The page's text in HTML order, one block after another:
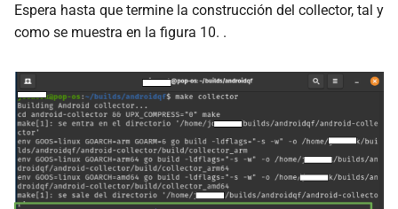
Espera hasta que termine la construcción del collector, tal y
como se muestra en la figura 10. .